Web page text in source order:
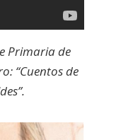
Primaria de
“Cuentos de